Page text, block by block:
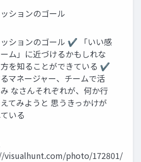
ションのゴール
ッションのゴール ✔ 「いい感
ム」に近づけるかもしれな
を知ることができている ✔
マネージャー、チームで活
なさんそれぞれが、何か行
てみようと 思うきっかけが
いる
visualhunt.com/photo/172801/